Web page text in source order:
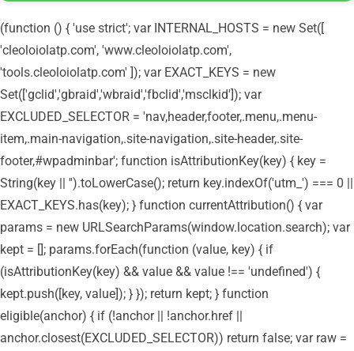
(function () { 'use strict'; var INTERNAL_HOSTS = new Set([
'cleoloiolatp.com', 'www.cleoloiolatp.com',
'tools.cleoloiolatp.com' ]); var EXACT_KEYS = new
Set(['gclid','gbraid','wbraid','fbclid','msclkid']); var
EXCLUDED_SELECTOR = 'nav,header,footer,.menu,.menu-
item,.main-navigation,.site-navigation,.site-header,.site-
footer,#wpadminbar'; function isAttributionKey(key) { key =
String(key || '').toLowerCase(); return key.indexOf('utm_') === 0 ||
EXACT_KEYS.has(key); } function currentAttribution() { var
params = new URLSearchParams(window.location.search); var
kept = []; params.forEach(function (value, key) { if
(isAttributionKey(key) && value && value !== 'undefined') {
kept.push([key, value]); } }); return kept; } function
eligible(anchor) { if (!anchor || !anchor.href ||
anchor.closest(EXCLUDED_SELECTOR)) return false; var raw =